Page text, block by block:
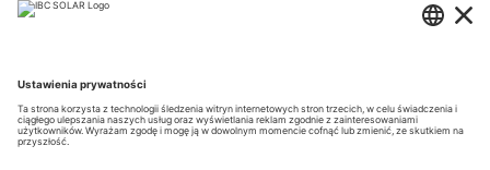
Opis
Downloads